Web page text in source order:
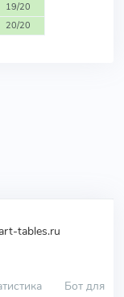
19/20
20/20
tables.ru
Бот для